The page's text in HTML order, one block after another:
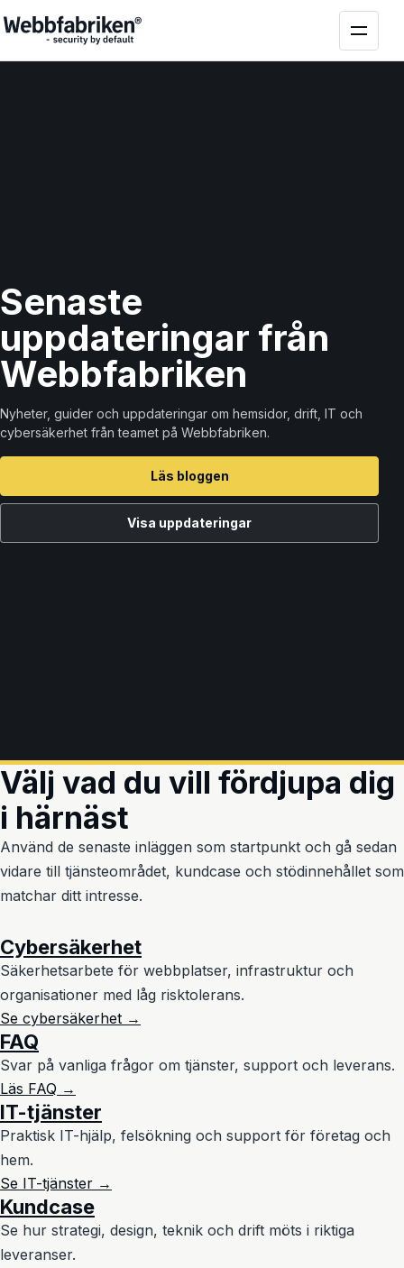
Senaste
uppdateringar från
Webbfabriken
Nyheter, guider och uppdateringar om hemsidor, drift, IT och
cybersäkerhet från teamet på Webbfabriken.
Läs bloggen
Visa uppdateringar
Välj vad du vill fördjupa dig
i härnäst
Använd de senaste inläggen som startpunkt och gå sedan
vidare till tjänsteområdet, kundcase och stödinnehållet som
matchar ditt intresse.
Cybersäkerhet
Säkerhetsarbete för webbplatser, infrastruktur och
organisationer med låg risktolerans.
Se cybersäkerhet →
FAQ
Svar på vanliga frågor om tjänster, support och leverans.
Läs FAQ →
IT-tjänster
Praktisk IT-hjälp, felsökning och support för företag och
hem.
Se IT-tjänster →
Kundcase
Se hur strategi, design, teknik och drift möts i riktiga
leveranser.